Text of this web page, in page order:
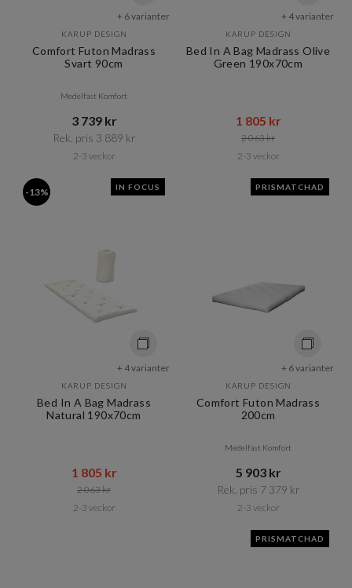
+ 6 varianter
KARUP DESIGN
Comfort Futon Madrass
Svart 90cm
Medelfast Komfort
3 739 kr​​
Rek. pris 3 889 kr​​
2-3 veckor
+ 4 varianter
KARUP DESIGN
Bed In A Bag Madrass Olive
Green 190x70cm
1 805 kr​​
2 063 kr​​
2-3 veckor
-13% IN FOCUS
+ 4 varianter
KARUP DESIGN
Bed In A Bag Madrass
Natural 190x70cm
1 805 kr​​
2 063 kr​​
2-3 veckor
PRISMATCHAD
+ 6 varianter
KARUP DESIGN
Comfort Futon Madrass
200cm
Medelfast Komfort
5 903 kr​​
Rek. pris 7 379 kr​​
2-3 veckor
PRISMATCHAD